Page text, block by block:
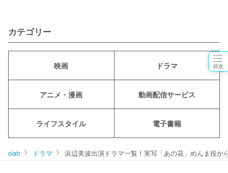
目次
カテゴリー
映画 ドラマ
アニメ・漫画 動画配信サービス
ライフスタイル 電子書籍
ciatr ドラマ 浜辺美波出演ドラマ一覧！実写「あの花」めんま役か